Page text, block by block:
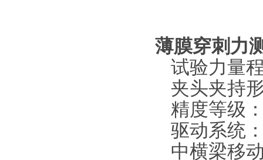
薄膜穿刺力
试验力量
夹头夹持
精度等级
驱动系统
中横梁移动